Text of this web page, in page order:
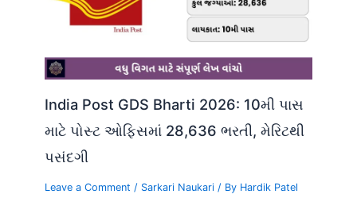
India Post GDS Bharti 2026: 10મી પાસ
માટે પોસ્ટ ઓફિસમાં 28,636 ભરતી, મેરિટથી
પસંદગી
Leave a Comment / Sarkari Naukari / By Hardik Patel